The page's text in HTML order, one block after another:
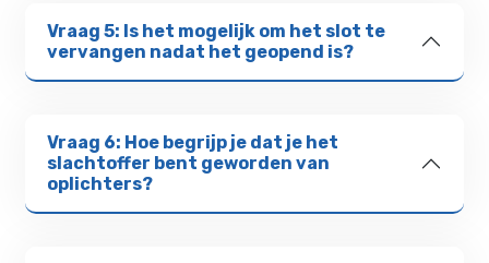
Vraag 5: Is het mogelijk om het slot te
vervangen nadat het geopend is?
Vraag 6: Hoe begrijp je dat je het
slachtoffer bent geworden van
oplichters?